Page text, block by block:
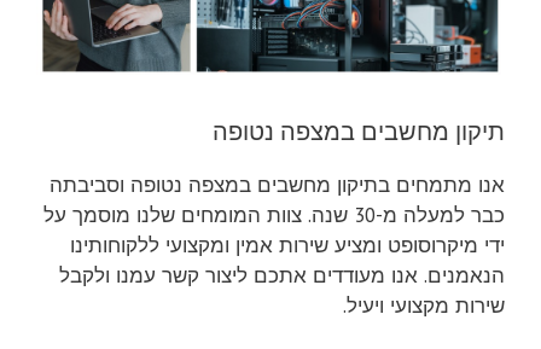
תיקון מחשבים במצפה נטופה
אנו מתמחים בתיקון מחשבים במצפה נטופה וסביבתה
כבר למעלה מ-30 שנה. צוות המומחים שלנו מוסמך על
ידי מיקרוסופט ומציע שירות אמין ומקצועי ללקוחותינו
הנאמנים. אנו מעודדים אתכם ליצור קשר עמנו ולקבל
שירות מקצועי ויעיל.